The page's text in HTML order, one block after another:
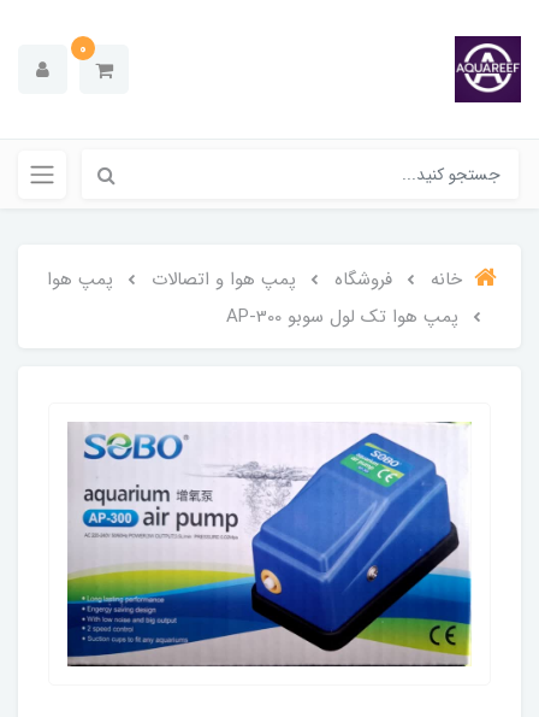
0
خانه فروشگاه پمپ هوا و اتصالات
پمپ هوا
پمپ هوا تک لول سوبو AP-300